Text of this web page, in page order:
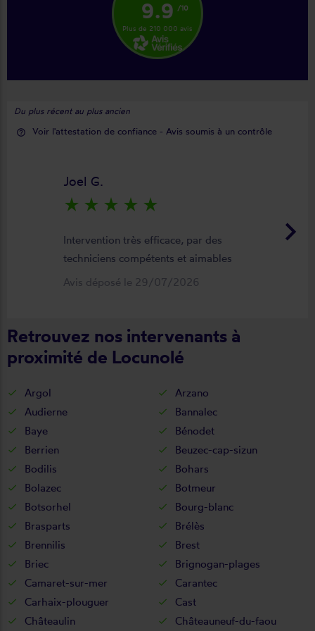
9.9 /10
Plus de 210 000 avis
Du plus récent au plus ancien
help_outline Voir l'attestation de confiance - Avis soumis à un contrôle
keyboard_arrow_right
Joel G.
star_rate star_rate star_rate star_rate star_rate
Intervention très efficace, par des
techniciens compétents et aimables
Avis déposé le 29/07/2026
Retrouvez nos intervenants à
proximité de Locunolé
Argol
Arzano
Audierne
Bannalec
Baye
Bénodet
Berrien
Beuzec-cap-sizun
Bodilis
Bohars
Bolazec
Botmeur
Botsorhel
Bourg-blanc
Brasparts
Brélès
Brennilis
Brest
Briec
Brignogan-plages
Camaret-sur-mer
Carantec
Carhaix-plouguer
Cast
Châteaulin
Châteauneuf-du-faou